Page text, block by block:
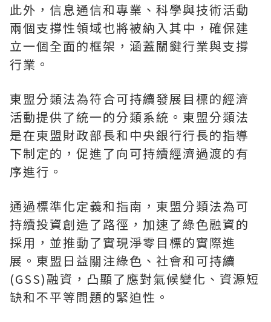
此外，信息通信和專業、科學與技術活動
兩個支撐性領域也將被納入其中，確保建
立一個全面的框架，涵蓋關鍵行業與支撐
行業。
東盟分類法為符合可持續發展目標的經濟
活動提供了統一的分類系統。東盟分類法
是在東盟財政部長和中央銀行行長的指導
下制定的，促進了向可持續經濟過渡的有
序進行。
通過標準化定義和指南，東盟分類法為可
持續投資創造了路徑，加速了綠色融資的
採用，並推動了實現淨零目標的實際進
展。東盟日益關注綠色、社會和可持續
(GSS)融資，凸顯了應對氣候變化、資源短
缺和不平等問題的緊迫性。